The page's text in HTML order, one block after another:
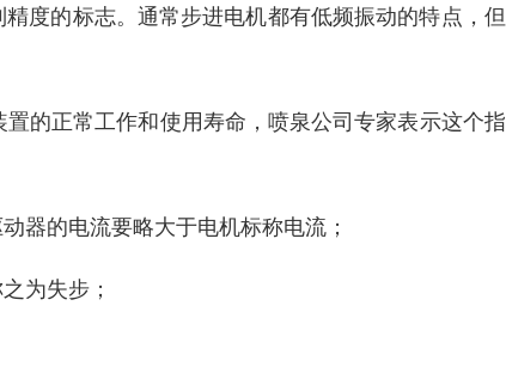
度的标志。通常步进电机都有低频振动的特点，
的正常工作和使用寿命，喷泉公司专家表示这个
器的电流要略大于电机标称电流；
为失步；